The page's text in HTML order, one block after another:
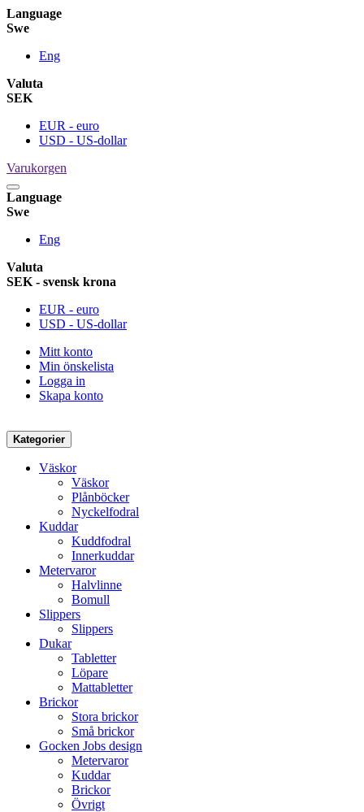
Language
Swe
Eng
Valuta
SEK
EUR - euro
USD - US-dollar
Varukorgen
Language
Swe
Eng
Valuta
SEK - svensk krona
EUR - euro
USD - US-dollar
Mitt konto
Min önskelista
Logga in
Skapa konto
Kategorier
Väskor
Väskor
Plånböcker
Nyckelfodral
Kuddar
Kuddfodral
Innerkuddar
Metervaror
Halvlinne
Bomull
Slippers
Slippers
Dukar
Tabletter
Löpare
Mattabletter
Brickor
Stora brickor
Små brickor
Gocken Jobs design
Metervaror
Kuddar
Brickor
Övrigt